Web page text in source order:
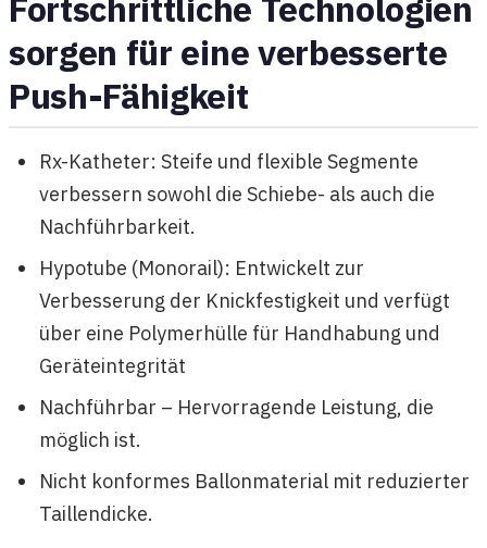
sorgen für eine verbesserte
Push-Fähigkeit
Rx-Katheter: Steife und flexible Segmente
verbessern sowohl die Schiebe- als auch die
Nachführbarkeit.
Hypotube (Monorail): Entwickelt zur
Verbesserung der Knickfestigkeit und verfügt
über eine Polymerhülle für Handhabung und
Geräteintegrität
Nachführbar – Hervorragende Leistung, die
möglich ist.
Nicht konformes Ballonmaterial mit reduzierter
Taillendicke.